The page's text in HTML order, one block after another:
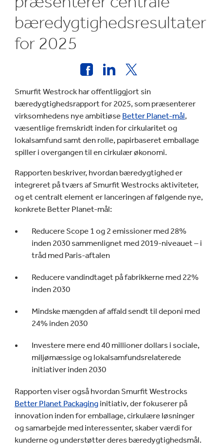
bæredygtighedsresultater
for 2025
Smurfit Westrock har offentliggjort sin
bæredygtighedsrapport for 2025, som præsenterer
virksomhedens nye ambitiøse Better Planet-mål,
væsentlige fremskridt inden for cirkularitet og
lokalsamfund samt den rolle, papirbaseret emballage
spiller i overgangen til en cirkulær økonomi.
Rapporten beskriver, hvordan bæredygtighed er
integreret på tværs af Smurfit Westrocks aktiviteter,
og et centralt element er lanceringen af følgende nye,
konkrete Better Planet-mål:
Reducere Scope 1 og 2 emissioner med 28%
inden 2030 sammenlignet med 2019-niveauet – i
tråd med Paris-aftalen
Reducere vandindtaget på fabrikkerne med 22%
inden 2030
Mindske mængden af affald sendt til deponi med
24% inden 2030
Investere mere end 40 millioner dollars i sociale,
miljømæssige og lokalsamfundsrelaterede
initiativer inden 2030
Rapporten viser også hvordan Smurfit Westrocks
Better Planet Packaging initiativ, der fokuserer på
innovation inden for emballage, cirkulære løsninger
og samarbejde med interessenter, skaber værdi for
kunderne og understøtter deres bæredygtighedsmål.